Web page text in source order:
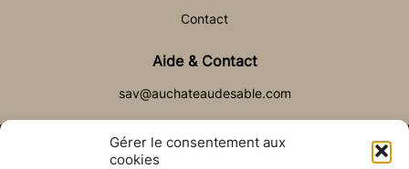
Gérer le consentement aux
cookies
Contact
Aide & Contact
sav@auchateaudesable.com